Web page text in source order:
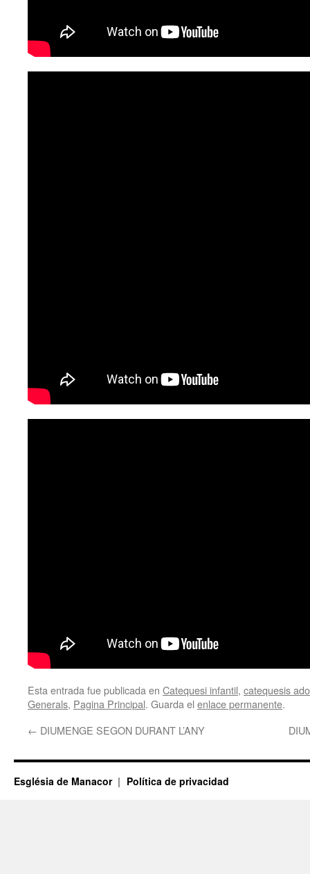
Esta entrada fue publicada en Catequesi infantil, catequesis
Generals, Pagina Principal. Guarda el enlace permanente.
← DIUMENGE SEGON DURANT L’ANY
Església de Manacor Política de privacidad